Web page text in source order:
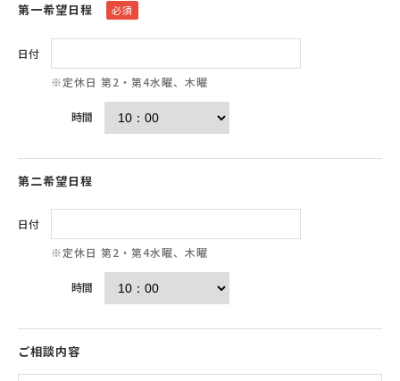
第一希望日程 必須
日付
※定休日 第2・第4水曜、木曜
時間
第二希望日程
日付
※定休日 第2・第4水曜、木曜
時間
ご相談内容